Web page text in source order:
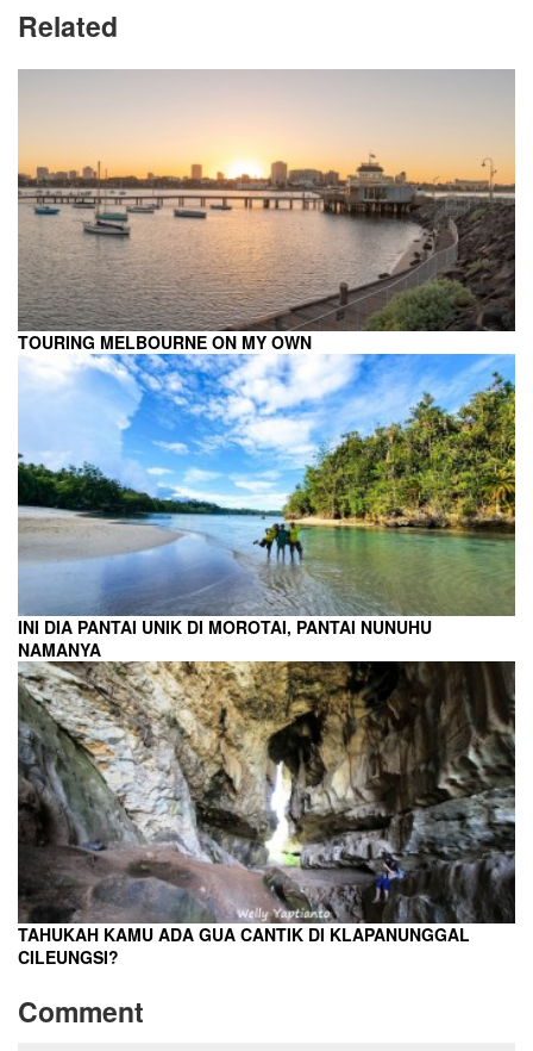
Related
TOURING MELBOURNE ON MY OWN
INI DIA PANTAI UNIK DI MOROTAI, PANTAI NUNUHU
NAMANYA
TAHUKAH KAMU ADA GUA CANTIK DI KLAPANUNGGAL
CILEUNGSI?
Comment